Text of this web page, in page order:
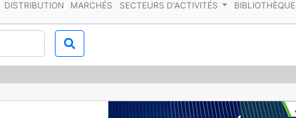
DISTRIBUTION MARCHÉS SECTEURS D'ACTIVITÉS BIBLIOTHÈQUE